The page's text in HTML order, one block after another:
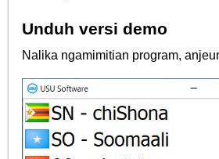
Unduh versi demo
Nalika ngamimitian program,